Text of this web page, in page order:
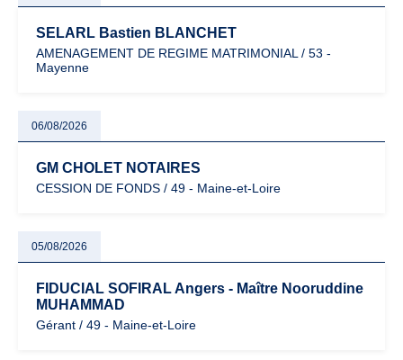
SELARL Bastien BLANCHET
AMENAGEMENT DE REGIME MATRIMONIAL / 53 -
Mayenne
06/08/2026
GM CHOLET NOTAIRES
CESSION DE FONDS / 49 - Maine-et-Loire
05/08/2026
FIDUCIAL SOFIRAL Angers - Maître Nooruddine
MUHAMMAD
Gérant / 49 - Maine-et-Loire